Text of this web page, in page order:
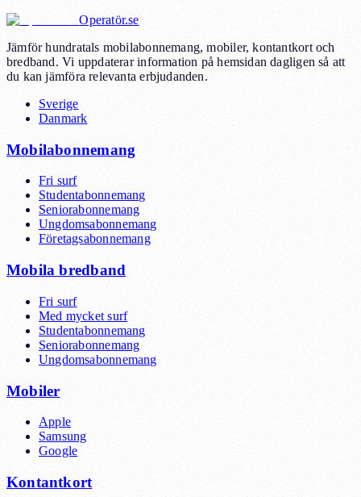
Operatör.se
Jämför hundratals mobilabonnemang, mobiler, kontantkort och
bredband. Vi uppdaterar information på hemsidan dagligen så att
du kan jämföra relevanta erbjudanden.
Sverige
Danmark
Mobilabonnemang
Fri surf
Studentabonnemang
Seniorabonnemang
Ungdomsabonnemang
Företagsabonnemang
Mobila bredband
Fri surf
Med mycket surf
Studentabonnemang
Seniorabonnemang
Ungdomsabonnemang
Mobiler
Apple
Samsung
Google
Kontantkort